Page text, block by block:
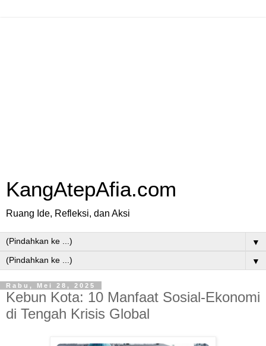
KangAtepAfia.com
Ruang Ide, Refleksi, dan Aksi
▼
▼
Rabu, Mei 28, 2025
Kebun Kota: 10 Manfaat Sosial-Ekonomi
di Tengah Krisis Global